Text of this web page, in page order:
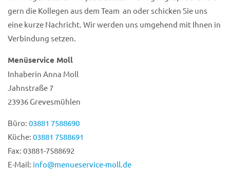
gern die Kollegen aus dem Team an oder schicken Sie uns
eine kurze Nachricht. Wir werden uns umgehend mit Ihnen in
Verbindung setzen.
Menüservice Moll
Inhaberin Anna Moll
Jahnstraße 7
23936 Grevesmühlen
Büro: 03881 7588690
Küche: 03881 7588691
Fax: 03881-7588692
E-Mail: info@menueservice-moll.de